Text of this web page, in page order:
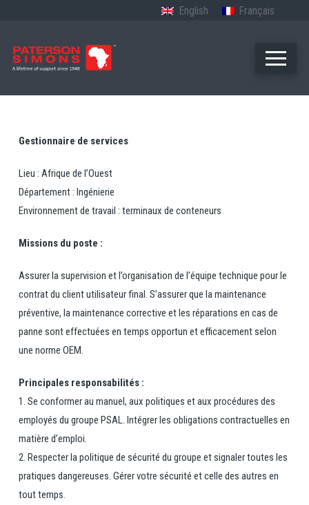
English Français
Gestionnaire de services
Lieu : Afrique de l’Ouest
Département : Ingénierie
Environnement de travail : terminaux de conteneurs
Missions du poste :
Assurer la supervision et l’organisation de l’équipe technique pour le
contrat du client utilisateur final. S’assurer que la maintenance
préventive, la maintenance corrective et les réparations en cas de
panne sont effectuées en temps opportun et efficacement selon
une norme OEM.
Principales responsabilités :
1. Se conformer au manuel, aux politiques et aux procédures des
employés du groupe PSAL. Intégrer les obligations contractuelles en
matière d’emploi.
2. Respecter la politique de sécurité du groupe et signaler toutes les
pratiques dangereuses. Gérer votre sécurité et celle des autres en
tout temps.